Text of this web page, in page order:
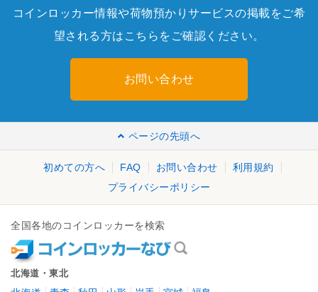
コインロッカー情報や荷物預かりサービスの掲載をご希
望される方はこちらをご確認ください。
お問い合わせ
ページの先頭へ
初めての方へ FAQ お問い合わせ
利用規約
プライバシーポリシー
全国各地のコインロッカーを検索
北海道・東北